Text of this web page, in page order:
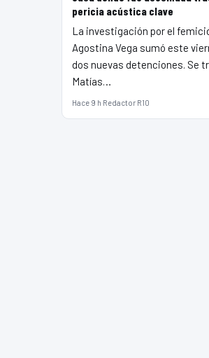
pericia acústica clave
La investigación por el
Agostina Vega sumó este
dos nuevas detenciones. Se
Matías…
Hace 9 h·Redactor R10